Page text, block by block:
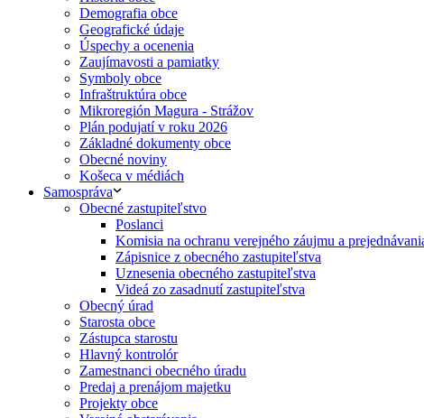
Demografia obce
Geografické údaje
Úspechy a ocenenia
Zaujímavosti a pamiatky
Symboly obce
Infraštruktúra obce
Mikroregión Magura - Strážov
Plán podujatí v roku 2026
Základné dokumenty obce
Obecné noviny
Košeca v médiách
Samospráva
Obecné zastupiteľstvo
Poslanci
Komisia na ochranu verejného záujmu a
Zápisnice z obecného zastupiteľstva
Uznesenia obecného zastupiteľstva
Videá zo zasadnutí zastupiteľstva
Obecný úrad
Starosta obce
Zástupca starostu
Hlavný kontrolór
Zamestnanci obecného úradu
Predaj a prenájom majetku
Projekty obce